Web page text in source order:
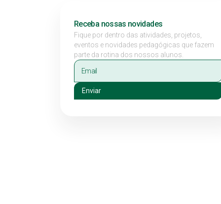
Receba nossas novidades
Fique por dentro das atividades, projetos,
eventos e novidades pedagógicas que fazem
parte da rotina dos nossos alunos.
Enviar